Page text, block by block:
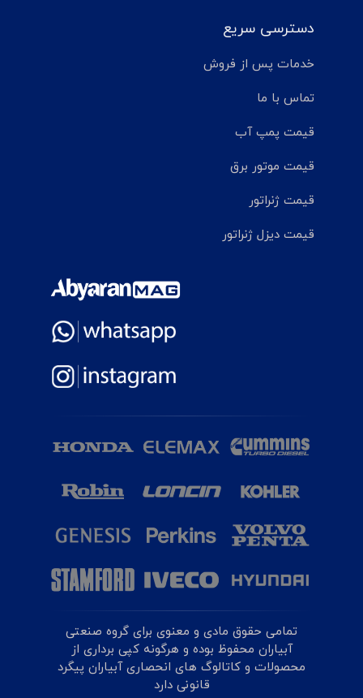
دسترسی سریع
خدمات پس از فروش
تماس با ما
قیمت پمپ آب
قیمت موتور برق
قیمت ژنراتور
قیمت دیزل ژنراتور
تمامی حقوق مادی و معنوی برای گروه صنعتی
آبیاران محفوظ بوده و هرگونه کپی برداری از
محصولات و کاتالوگ های انحصاری آبیاران پیگرد
قانونی دارد